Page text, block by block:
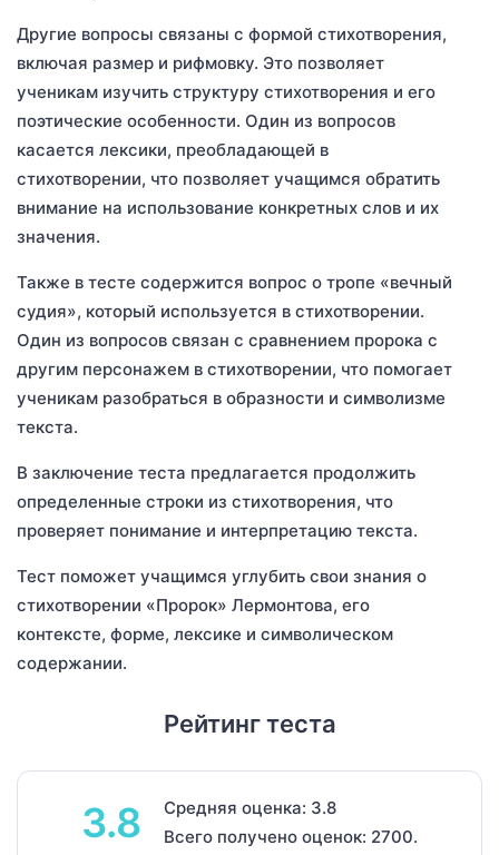
Другие вопросы связаны с формой стихотворения,
включая размер и рифмовку. Это позволяет
ученикам изучить структуру стихотворения и его
поэтические особенности. Один из вопросов
касается лексики, преобладающей в
стихотворении, что позволяет учащимся обратить
внимание на использование конкретных слов и их
значения.
Также в тесте содержится вопрос о тропе «вечный
судия», который используется в стихотворении.
Один из вопросов связан с сравнением пророка с
другим персонажем в стихотворении, что помогает
ученикам разобраться в образности и символизме
текста.
В заключение теста предлагается продолжить
определенные строки из стихотворения, что
проверяет понимание и интерпретацию текста.
Тест поможет учащимся углубить свои знания о
стихотворении «Пророк» Лермонтова, его
контексте, форме, лексике и символическом
содержании.
Рейтинг теста
3.8
Средняя оценка: 3.8
Всего получено оценок: 2700.